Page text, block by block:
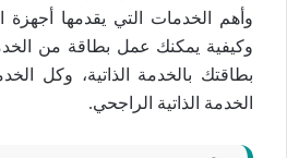
وأهم الخدمات التي يقدمها أجهزة
وكيفية يمكنك عمل بطاقة من
بطاقتك بالخدمة الذاتية، وكل
الخدمة الذاتية الراجحي.